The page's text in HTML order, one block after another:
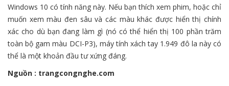
Windows 10 có tính năng này. Nếu bạn thích xem phim, hoặc chỉ
muốn xem màu đen sâu và các màu khác được hiển thị chính
xác cho dù bạn đang làm gì (nó có thể hiển thị 100 phần trăm
toàn bộ gam màu DCI-P3), máy tính xách tay 1.949 đô la này có
thể là một khoản đầu tư xứng đáng.
Nguồn : trangcongnghe.com